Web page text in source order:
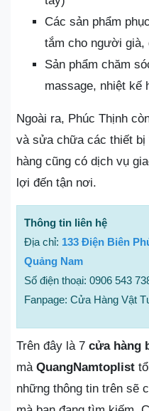
Các sản phẩm
tắm cho người già,
Sản phẩm chăm
massage, nhiệt kế
Ngoài ra, Phúc Thịnh
và sửa chữa các thiết
hàng cũng có dịch vụ
lợi đến tận nơi.
Thông tin liên hệ
Địa chỉ: 133 Điện Biên
Quảng Nam
Số điện thoại: 0906 543
Fanpage: Cửa Hàng Vật
Trên đây là 7 cửa hàng
mà QuangNamtoplist
những thông tin trên sẽ